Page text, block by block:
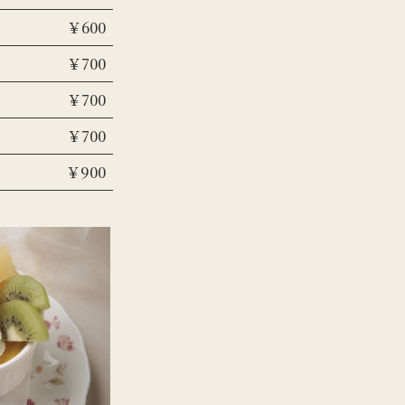
￥600
￥700
￥700
￥700
￥900